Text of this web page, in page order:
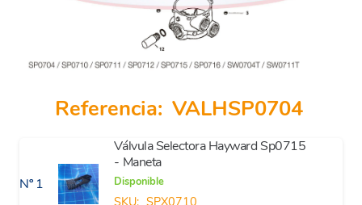
Referencia: VALHSP0704
Nº 1
Válvula Selectora Hayward Sp0715
- Maneta
Disponible